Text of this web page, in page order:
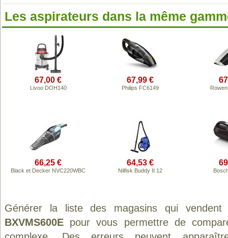
Les aspirateurs dans la même
67,00 €
Livoo DOH140
67,99 €
Philips FC6149
66,25 €
Black et Decker NVC220WBC
64,53 €
Nilfisk Buddy II 12
Générer la liste des magasins qui
BXVMS600E pour vous permettre de